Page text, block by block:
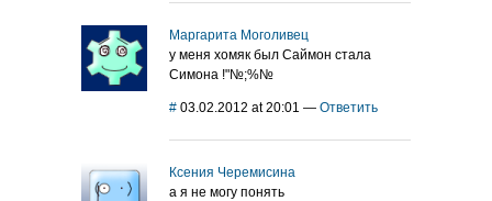
Маргарита Моголивец
у меня хомяк был Саймон стала
Симона !"№;%№
# 03.02.2012 at 20:01 — Ответить
Ксения Черемисина
а я не могу понять